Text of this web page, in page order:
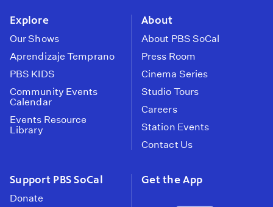
Explore
Our Shows
Aprendizaje Temprano
PBS KIDS
Community Events
Calendar
Events Resource
Library
About
About PBS SoCal
Press Room
Cinema Series
Studio Tours
Careers
Station Events
Contact Us
Support PBS SoCal
Donate
Get the App